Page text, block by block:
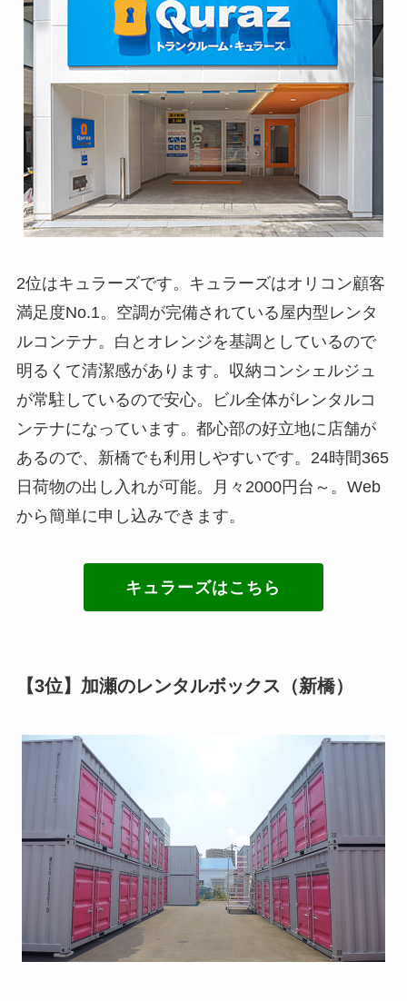
2位はキュラーズです。キュラーズはオリコン顧客
満足度No.1。空調が完備されている屋内型レンタ
ルコンテナ。白とオレンジを基調としているので
明るくて清潔感があります。収納コンシェルジュ
が常駐しているので安心。ビル全体がレンタルコ
ンテナになっています。都心部の好立地に店舗が
あるので、新橋でも利用しやすいです。24時間365
日荷物の出し入れが可能。月々2000円台～。Web
から簡単に申し込みできます。
キュラーズはこちら
【3位】加瀬のレンタルボックス（新橋）